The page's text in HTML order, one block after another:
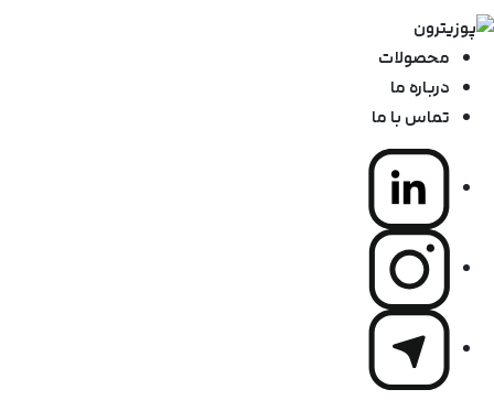
محصولات
درباره ما
تماس با ما